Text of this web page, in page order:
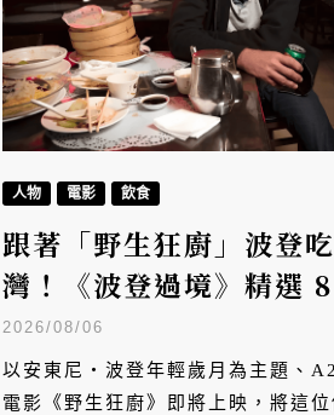
人物 電影 飲食
跟著「野生狂廚」波登
灣！《波登過境》精選
北和基隆美食
2026/08/06
以安東尼・波登年輕歲月為主題、
電影《野生狂廚》即將上映，將這